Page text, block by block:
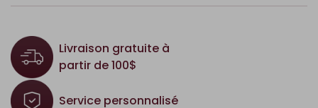
Livraison gratuite à
partir de 100$
Service personnalisé